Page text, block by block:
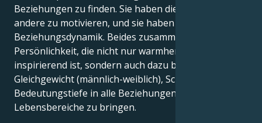
Beziehungen zu finden. Sie haben die Fähigkeit,
andere zu motivieren, und sie haben ein Gespür für
Beziehungsdynamik. Beides zusammen ergibt eine
Persönlichkeit, die nicht nur warmherzig und
inspirierend ist, sondern auch dazu beiträgt,
Gleichgewicht (männlich-weiblich), Schönheit und
Bedeutungstiefe in alle Beziehungen und
Lebensbereiche zu bringen.